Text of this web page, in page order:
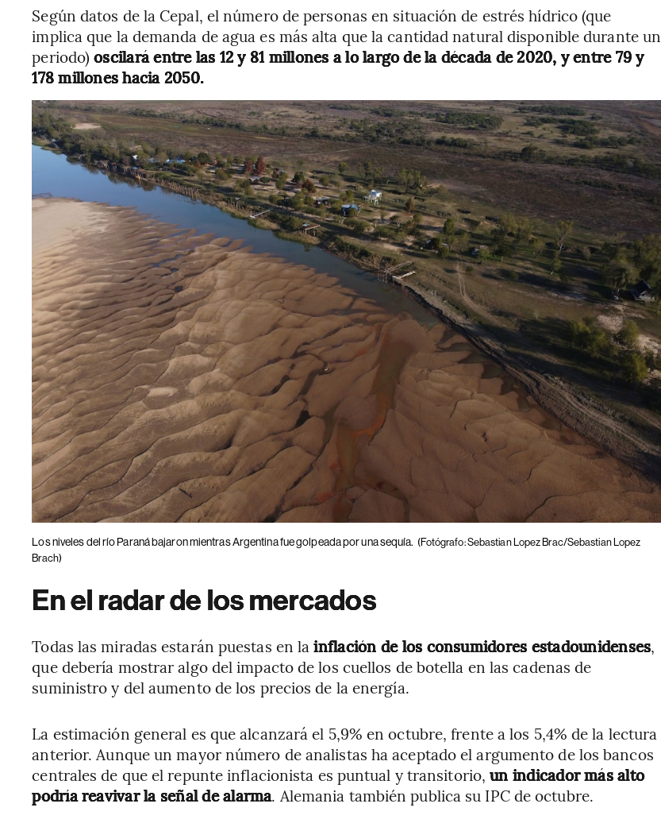
Según datos de la Cepal, el número de personas en situación de estrés hídrico (que
implica que la demanda de agua es más alta que la cantidad natural disponible durante un
periodo)oscilará entre las 12 y 81 millones a lo largo de la década de 2020, y entre 79 y
178 millones hacia 2050.
Los niveles del río Paraná bajaron mientras Argentina fue golpeada por una sequía. (Fotógrafo: Sebastian Lopez Brac/Sebastian Lopez
Brach)
En el radar de los mercados
Todas las miradas estarán puestas en lainflación de los consumidores estadounidenses,
que debería mostrar algo del impacto de los cuellos de botella en las cadenas de
suministro y del aumento de los precios de la energía.
La estimación general es que alcanzará el 5,9% en octubre, frente a los 5,4% de la lectura
anterior. Aunque un mayor número de analistas ha aceptado el argumento de los bancos
centrales de que el repunte inflacionista es puntual y transitorio,un indicador más alto
podría reavivar la señal de alarma. Alemania también publica su IPC de octubre.